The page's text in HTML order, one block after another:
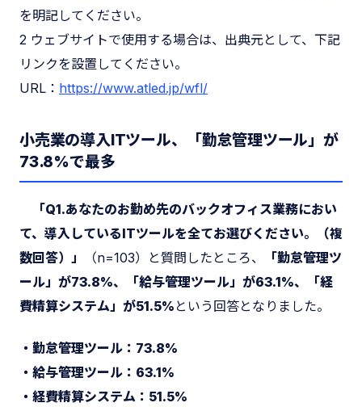
を明記してください。
2 ウェブサイトで使用する場合は、出典元として、下記
リンクを設置してください。
URL： https://www.atled.jp/wfl/
小売業の導入ITツール、「勤怠管理ツール」が
73.8%で最多
「Q1.あなたのお勤め先のバックオフィス業務におい
て、導入しているITツールを全てお選びください。（複
数回答）」
（n=103）と質問したところ、
「勤怠管理ツ
ール」が73.8%、「給与管理ツール」が63.1%、「経
費精算システム」が51.5% という回答となりました。
・勤怠管理ツール：73.8%
・給与管理ツール：63.1%
・経費精算システム：51.5%